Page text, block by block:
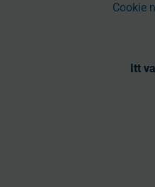
Cookie
Itt